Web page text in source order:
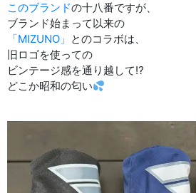
このブランドの十八番ですが、
ブランド始まって以来の
「MIZUNO」 とのコラボは、
旧ロゴを使っての
ビンテージ感を通り越して⁉︎
どこか昭和の匂い